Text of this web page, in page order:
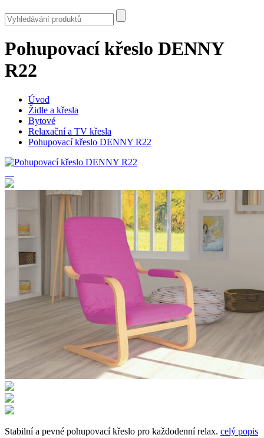
Pohupovací křeslo DENNY
R22
Úvod
Židle a křesla
Bytové
Relaxační a TV křesla
Pohupovací křeslo DENNY R22
Stabilní a pevné pohupovací křeslo pro každodenní relax. celý popis